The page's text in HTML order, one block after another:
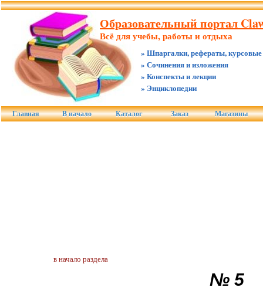
Образовательный портал
Всё для учебы, работы и отдыха
» Шпаргалки, рефераты, курсовые
» Сочинения и изложения
» Конспекты и лекции
» Энциклопедии
Главная В начало Каталог Заказ Магазины
в начало раздела
№ 5